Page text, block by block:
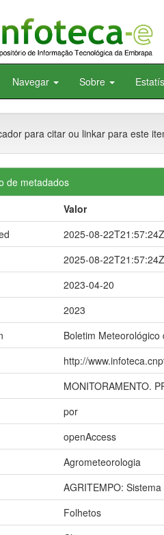
Navegar Sobre
para citar ou linkar para este
de metadados
Valor
2025-08-22T21:57:24Z
2025-08-22T21:57:24Z
2023-04-20
2023
Boletim
http://
MONITORAMENTO.
por
openAccess
Agrometeorologia
AGRITEMPO:
Folhetos